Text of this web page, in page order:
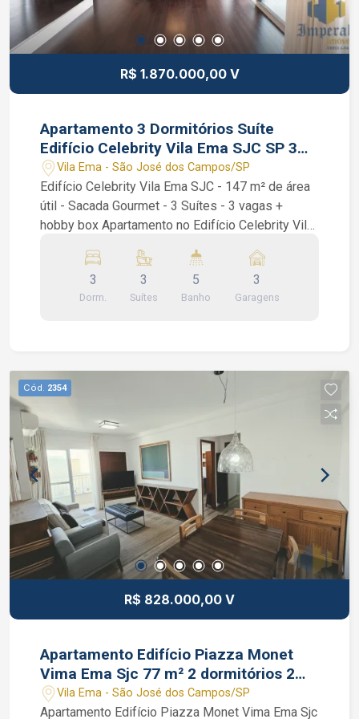
Corretor de Imóveis CRECI 234.934 Whatsapp
(12) 99668-3140
R$ 1.870.000,00 V
Apartamento 3 Dormitórios Suíte
Edifício Celebrity Vila Ema SJC SP 3
vagas
Vila Ema - São José dos Campos/SP
Edifício Celebrity Vila Ema SJC - 147 m² de área
útil - Sacada Gourmet - 3 Suítes - 3 vagas +
hobby box Apartamento no Edifício Celebrity Vila
quartos com armários e ar condicionado, sala
integrada com varanda e cozinha, sala também
com ar condicionado, varanda já com fechamento
aparelho de aquecimento a gás instalado.
Condomínio com portaria 24 horas, vagas para
visitantes, áreas sociais entregues decoradas e
equipadas, gerador de energia, salão de festas,
salão de jogos, espaço gourmet, brinquedoteca,
sala de estudos, fitness / academia, health
center, quadra esportiva, churrasqueira, spa,
piscina com deck molhado, piscina com raia,
piscina infantil, solarium e playground. João
Ferreira Corretor de Imóveis CRECI 234.934
Whatsapp (12) 99668-3140
3
Dorm.
3
Suítes
5
Banho
3
Garagens
Cód. 2354
R$ 828.000,00 V
Apartamento Edifício Piazza Monet
Vima Ema Sjc 77 m² 2 dormitórios 2
vagas
Vila Ema - São José dos Campos/SP
Apartamento Edifício Piazza Monet Vima Ema Sjc